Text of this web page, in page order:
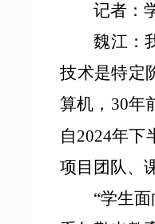
记者：
魏江：
技术是特定
算机，30年
自2024年下
项目团队、
“学生